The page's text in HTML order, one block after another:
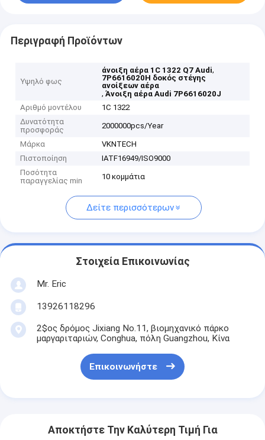
Περιγραφή Προϊόντων
Υψηλό φως
άνοιξη αέρα 1C 1322 Q7 Audi,
7P6616020H δοκός στέγης
ανοίξεων αέρα
,Άνοιξη αέρα Audi 7P6616020J
Αριθμό μοντέλου
1C 1322
Δυνατότητα
προσφοράς
2000000pcs/Year
Μάρκα
VKNTECH
Πιστοποίηση
IATF16949/ISO9000
Ποσότητα
παραγγελίας min
10 κομμάτια
Δείτε περισσότερων
Στοιχεία Επικοινωνίας
Mr. Eric
13926118296
2$ος δρόμος Jixiang No.11, βιομηχανικό πάρκο
μαργαριταριών, Conghua, πόλη Guangzhou, Κίνα
Επικοινωνήστε
Αποκτήστε Την Καλύτερη Τιμή Για